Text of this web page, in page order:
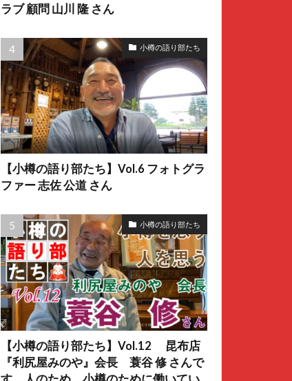
ラブ 顧問 山川 隆 さん
小樽の語り部たち
【小樽の語り部たち】Vol.6 フォトグラ
ファー 志佐 公道 さん
小樽の語り部たち
【小樽の語り部たち】Vol.12 昆布店
『利尻屋みのや』会長 蓑谷 修 さんで